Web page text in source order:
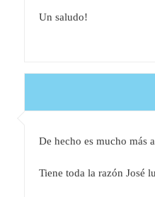
Un saludo!
De hecho es mucho más
Tiene toda la razón José